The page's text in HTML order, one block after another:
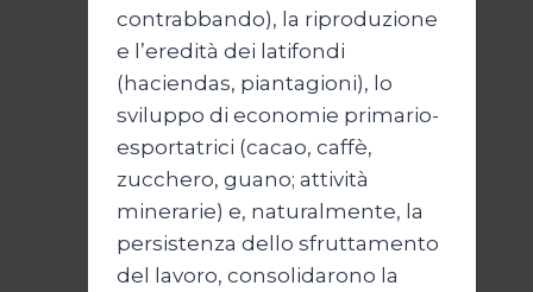
contrabbando), la riproduzione
e l’eredità dei latifondi
(haciendas, piantagioni), lo
sviluppo di economie primario-
esportatrici (cacao, caffè,
zucchero, guano; attività
minerarie) e, naturalmente, la
persistenza dello sfruttamento
del lavoro, consolidarono la